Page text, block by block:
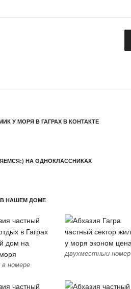
У МОРЯ В ГАГРАХ В КОНТАКТЕ
НА ОДНОКЛАССНИКАХ
НАШЕМ ДОМЕ
в номере
Двухместный номер